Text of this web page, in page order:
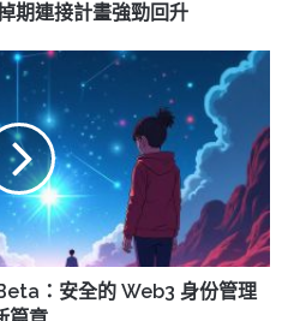
期連接計畫強勁回升
：安全的 Web3 身份管理